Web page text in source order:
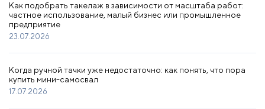
Как подобрать такелаж в зависимости от масштаба работ:
частное использование, малый бизнес или промышленное
предприятие
23.07.2026
Когда ручной тачки уже недостаточно: как понять, что пора
купить мини-самосвал
17.07.2026